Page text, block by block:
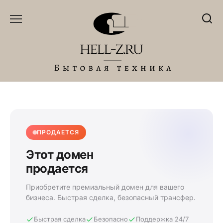
ПРОДАЕТСЯ
Этот домен
продается
Приобретите премиальный домен для вашего
бизнеса. Быстрая сделка, безопасный трансфер.
Быстрая сделка Безопасно Поддержка 24/7